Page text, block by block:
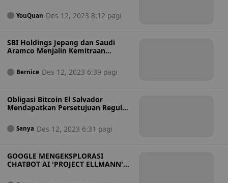
YouQuan Des 12, 2023 8:12 pagi
SBI Holdings Jepang dan Saudi
Aramco Menjalin Kemitraan
Bernice Des 12, 2023 6:39 pagi
Obligasi Bitcoin El Salvador
Mendapatkan Persetujuan Regulasi
Sanya Des 12, 2023 6:31 pagi
GOOGLE MENGEKSPLORASI
CHATBOT AI 'PROJECT ELLMANN'